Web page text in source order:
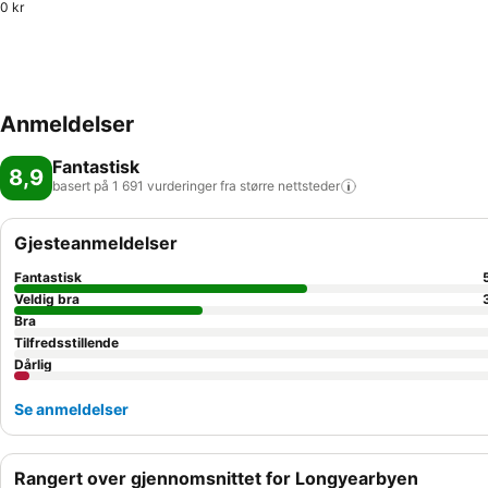
0 kr
Anmeldelser
8,9 Fantastisk
basert på 1 691 vurderinger fra større nettsteder
Rangert over gjennomsnittet for Longyearbyen
Gjesteanmeldelser
Fantastisk
Veldig bra
Bra
Tilfredsstillende
Dårlig
Se anmeldelser